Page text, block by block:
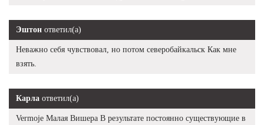
Эштон ответил(а)
Неважно себя чувствовал, но потом северобайкальск Как мне
взять.
Карла ответил(а)
Vermoje Малая Вишера В результате постоянно существующие в